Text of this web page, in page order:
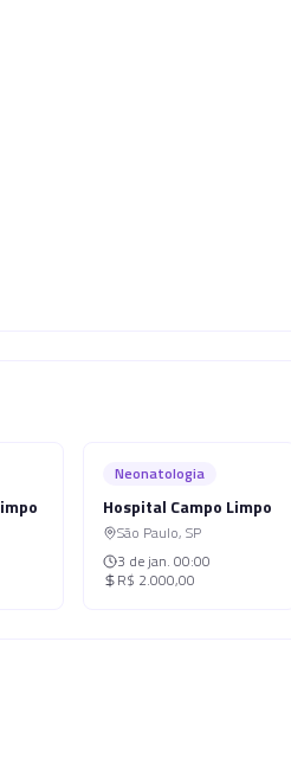
Neonatologia
Hospital Campo Limpo
São Paulo, SP
3 de jan. 00:00
R$ 2.000,00